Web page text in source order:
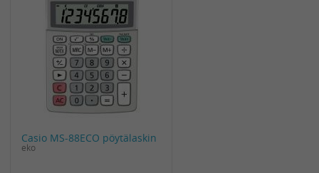
Casio MS-88ECO pöytälaskin
eko